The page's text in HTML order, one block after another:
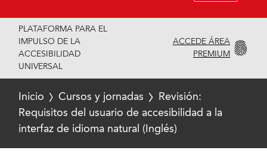
PLATAFORMA PARA EL
IMPULSO DE LA
ACCESIBILIDAD
UNIVERSAL
ACCEDE ÁREA
PREMIUM
Inicio Cursos y jornadas
Revisión:
Requisitos del usuario de accesibilidad a la
interfaz de idioma natural (Inglés)